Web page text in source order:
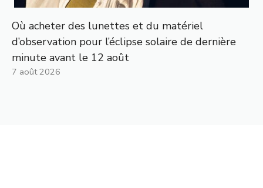
Où acheter des lunettes et du matériel
d’observation pour l’éclipse solaire de dernière
minute avant le 12 août
7 août 2026